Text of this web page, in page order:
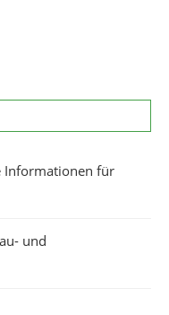
Informationen für
und